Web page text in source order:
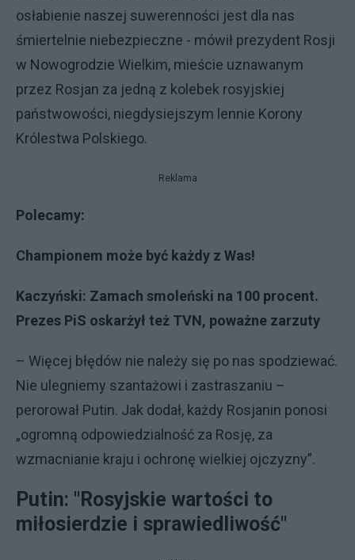
osłabienie naszej suwerenności jest dla nas
śmiertelnie niebezpieczne - mówił prezydent Rosji
w Nowogrodzie Wielkim, mieście uznawanym
przez Rosjan za jedną z kolebek rosyjskiej
państwowości, niegdysiejszym lennie Korony
Królestwa Polskiego.
Reklama
Polecamy:
Championem może być każdy z Was!
Kaczyński: Zamach smoleński na 100 procent.
Prezes PiS oskarżył też TVN, poważne zarzuty
– Więcej błędów nie należy się po nas spodziewać.
Nie ulegniemy szantażowi i zastraszaniu –
perorował Putin. Jak dodał, każdy Rosjanin ponosi
„ogromną odpowiedzialność za Rosję, za
wzmacnianie kraju i ochronę wielkiej ojczyzny”.
Putin: "Rosyjskie wartości to
miłosierdzie i sprawiedliwość"